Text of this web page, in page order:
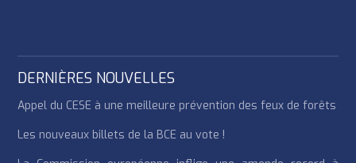
DERNIÈRES NOUVELLES
Appel du CESE à une meilleure prévention des feux de forêts
Les nouveaux billets de la BCE au vote !